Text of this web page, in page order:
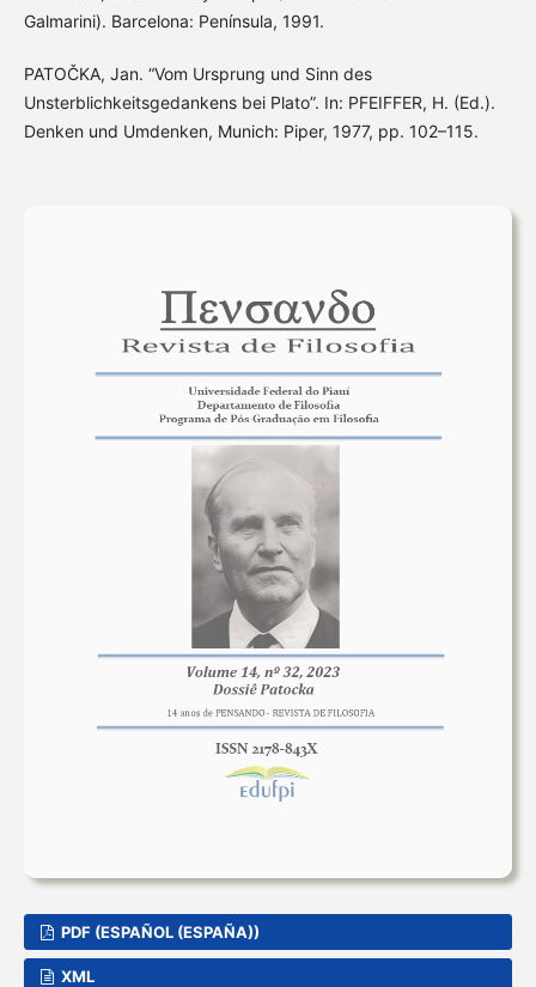
Galmarini). Barcelona: Península, 1991.
PATOČKA, Jan. “Vom Ursprung und Sinn des
Unsterblichkeitsgedankens bei Plato”. In: PFEIFFER, H. (Ed.).
Denken und Umdenken, Munich: Piper, 1977, pp. 102–115.
PDF (ESPAÑOL (ESPAÑA))
XML